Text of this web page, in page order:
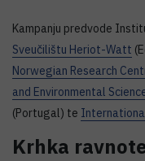
Kampanju predvode
Sveučilištu Heriot-Watt
Norwegian Research
and Environmental
(Portugal) te
Krhka